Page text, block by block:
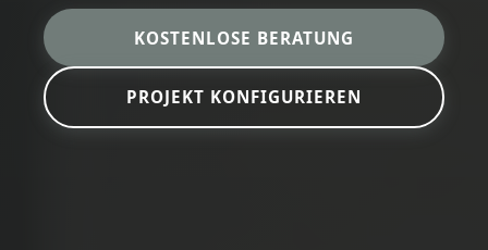
KOSTENLOSE BERATUNG
PROJEKT KONFIGURIEREN